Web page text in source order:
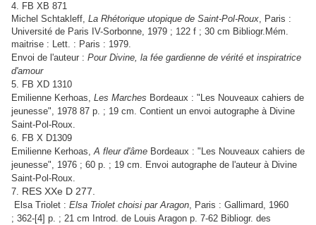
4. FB XB 871
Michel Schtakleff, La Rhétorique utopique de Saint-Pol-Roux, Paris :
Université de Paris IV-Sorbonne, 1979 ; 122 f ; 30 cm Bibliogr.Mém.
maitrise : Lett. : Paris : 1979.
Envoi de l'auteur : Pour Divine, la fée gardienne de vérité et inspiratrice
d'amour
5. FB XD 1310
Emilienne Kerhoas, Les Marches Bordeaux : "Les Nouveaux cahiers de
jeunesse", 1978 87 p. ; 19 cm. Contient un envoi autographe à Divine
Saint-Pol-Roux.
6. FB X D1309
Emilienne Kerhoas,A fleur d'âme Bordeaux : "Les Nouveaux cahiers de
jeunesse", 1976 ; 60 p. ; 19 cm. Envoi autographe de l'auteur à Divine
Saint-Pol-Roux.
7. RES XXe D 277.
Elsa Triolet : Elsa Triolet choisi par Aragon, Paris : Gallimard, 1960
; 362-[4] p. ; 21 cm Introd. de Louis Aragon p. 7-62 Bibliogr. des